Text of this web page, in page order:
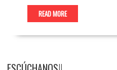
READ MORE